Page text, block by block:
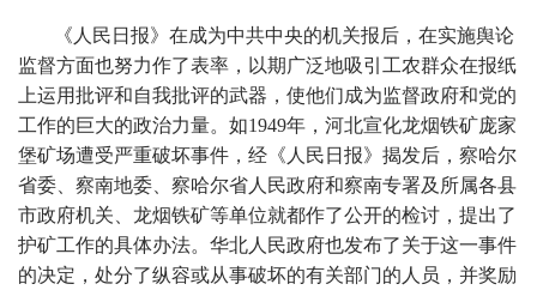
《人民日报》在成为中共中央的机关报后，在实施舆论
监督方面也努力作了表率，以期广泛地吸引工农群众在报纸
上运用批评和自我批评的武器，使他们成为监督政府和党的
工作的巨大的政治力量。如1949年，河北宣化龙烟铁矿庞家
堡矿场遭受严重破坏事件，经《人民日报》揭发后，察哈尔
省委、察南地委、察哈尔省人民政府和察南专署及所属各县
市政府机关、龙烟铁矿等单位就都作了公开的检讨，提出了
护矿工作的具体办法。华北人民政府也发布了关于这一事件
的决定，处分了纵容或从事破坏的有关部门的人员，并奖励